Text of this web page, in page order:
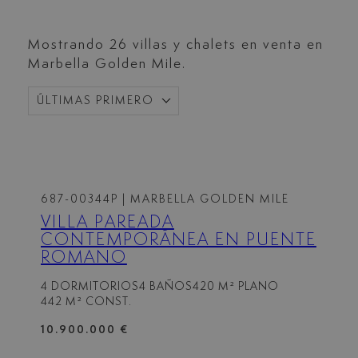
Mostrando 26 villas y chalets en venta en
Marbella Golden Mile.
ÚLTIMAS PRIMERO
687-00344P | MARBELLA GOLDEN MILE
VILLA PAREADA
CONTEMPORÁNEA EN PUENTE
ROMANO
4 DORMITORIOS4 BAÑOS420 M² PLANO
442 M² CONST.
10.900.000 €